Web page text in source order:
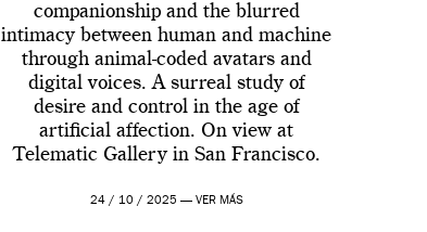
companionship and the blurred
intimacy between human and machine
through animal-coded avatars and
digital voices. A surreal study of
desire and control in the age of
artificial affection. On view at
Telematic Gallery in San Francisco.
24 / 10 / 2025 — VER MÁS